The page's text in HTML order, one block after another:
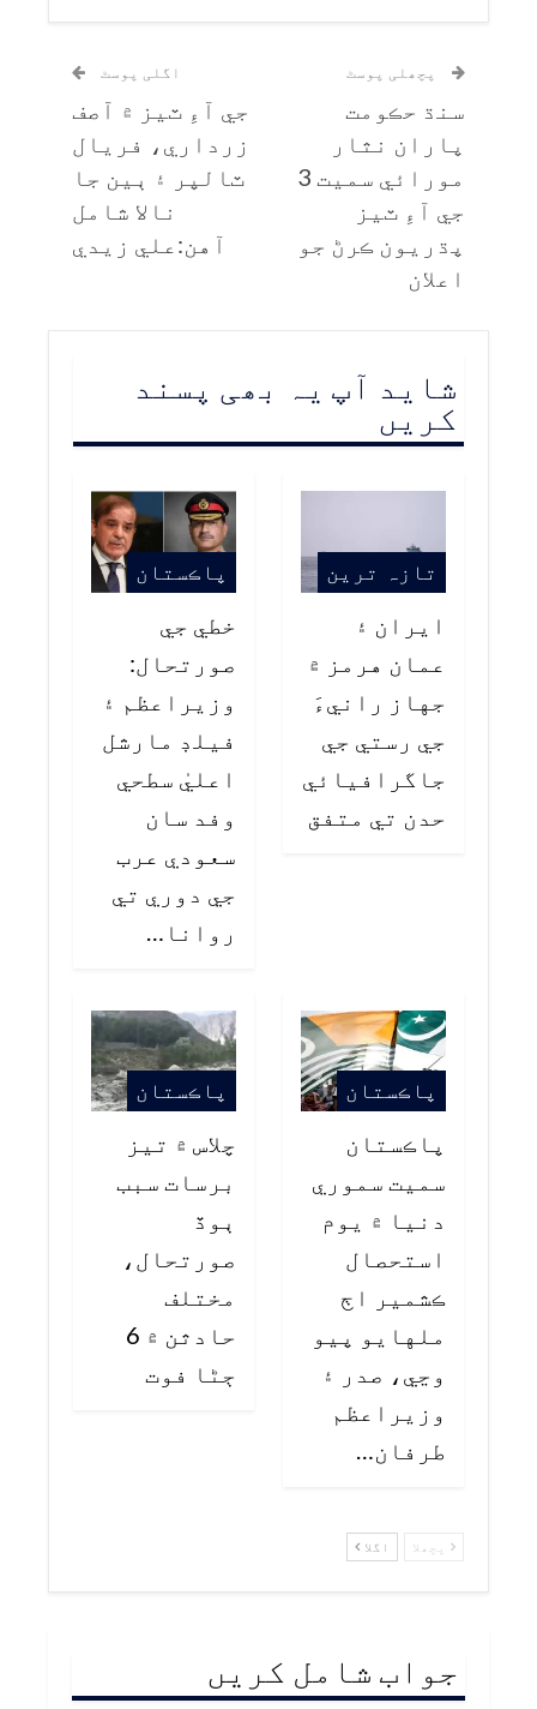
پچھلی پوسٹ
سنڌ حڪومت
پاران نثار
مورائي سميت 3
جي آءِ ٽيز
پڌريون ڪرڻ جو
اعلان
اگلی پوسٹ
جي آءِ ٽيز ۾ آصف
زرداري، فريال
ٽالپر ۽ ٻين جا
نالا شامل
آهن:علي زيدي
شاید آپ یہ بھی پسند
کریں
تازہ ترین
ايران ۽
عمان هرمز ۾
جهاز رانيءَ
جي رستي جي
جاگرافيائي
حدن تي متفق
پاڪستان
خطي جي
صورتحال:
وزيراعظم ۽
فيلڊ مارشل
اعليٰ سطحي
وفد سان
سعودي عرب
جي دوري تي
روانا…
پاڪستان
پاڪستان
سميت سموري
دنيا ۾ يوم
استحصال
ڪشمير اڄ
ملهايو پيو
وڃي، صدر ۽
وزيراعظم
طرفان…
پاڪستان
چلاس ۾ تيز
برسات سبب
ٻوڏ
صورتحال،
مختلف
حادثن ۾ 6
ڄڻا فوت
پچھلا اگلا
جواب شامل کریں